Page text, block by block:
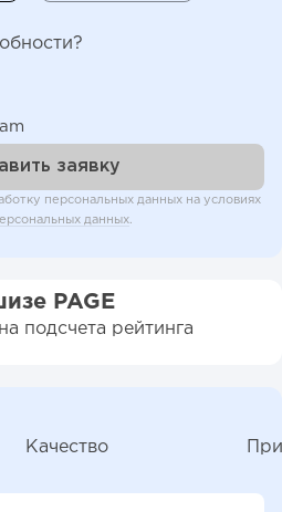
персональных данных на условиях
данных.
PAGE
подсчета рейтинга
Качество